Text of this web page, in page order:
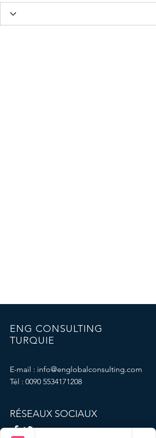
ENG CONSULTING
TURQUIE
E-mail : info@englobalconsulting.com
Tél : 0090 5534171208
RÉSEAUX SOCIAUX